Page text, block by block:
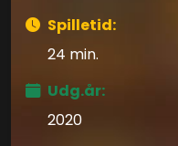
Spilletid:
24 min.
Udg.år:
2020